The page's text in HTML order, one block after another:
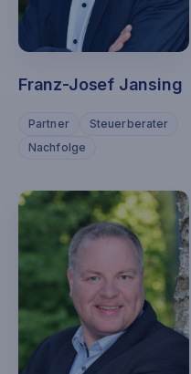
Franz-Josef Jansing
Partner
Steuerberater
Nachfolge